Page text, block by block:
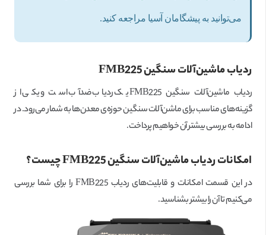
می‌توانید به پیشگامان آسیا مراجعه کنید.
ردیاب ماشین‌آلات سنگینFMB225
ردیاب ماشین‌آلات سنگین FMB225 یک ردیاب ضدآب است و یکی از
گزینه‌های مناسب برای ماشن‌آلات سنگین حوزه‌ی معدن‌ها به شمار می‌رود. در
ادامه به بررسی بیشتر آن خواهیم پرداخت.
امکانات ردیاب ماشین‌آلات سنگینFMB225چیست؟
در این قسمت امکانات و قابلیت‌های ردیاب FMB225 را برای شما بررسی
می‌کنیم تا آن را بیشتر بشناسید.